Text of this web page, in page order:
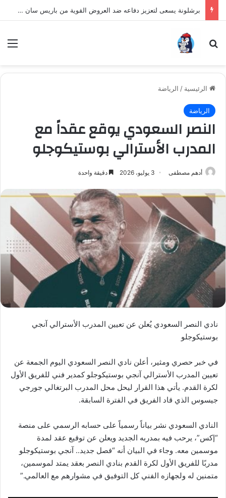
برشلونة يسعى لتعزيز دفاعه ضد العروض القوية من باريس سان جيرمان لنجم الأرجنتين
بحث عن
الرئيسية / الرياضة
الرياضة
النصر السعودي يوقع عقداً مع
المدرب الأسترالي بوستيكوجلو
أدهم مصطفى 3 يوليو، 2026 دقيقة واحدة
نادي النصر السعودي يُعلن عن تعيين المدرب الأسترالي آنجي
بوستيكوجلو
في خبر حصري ومثير، أعلن نادي النصر السعودي اليوم الجمعة عن
تعيين المدرب الأسترالي آنجي بوستيكوجلو كمدير فني للفريق الأول
لكرة القدم. يأتي هذا القرار ليحل محل المدرب البرتغالي جورجي
جيسوس الذي قاد الفريق في الفترة السابقة.
النادي السعودي نشر بياناً رسمياً على حسابه الرسمي على منصة
“إكس”، يرحب فيه بمدربه الجديد ويعلن عن توقيع عقد لمدة
موسمين معه. وجاء في البيان أنه “فصل جديد.. آنجي بوستيكوجلو
مدربًا للفريق الأول لكرة القدم بنادي النصر بعقد يمتد لموسمين،
متمنين له ولجهازه الفني كل التوفيق في مشوارهم مع العالمي.”